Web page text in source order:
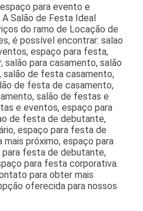
para evento e
Salão de Festa Ideal
do ramo de Locação de
é possível encontrar: salao
espaço para festa,
salão para casamento, salão
de festa casamento,
de festa de casamento,
salão de festas e
e eventos, espaço para
de festa de debutante,
espaço para festa de
próximo, espaço para
festa de debutante,
para festa corporativa.
para obter mais
oferecida para nossos